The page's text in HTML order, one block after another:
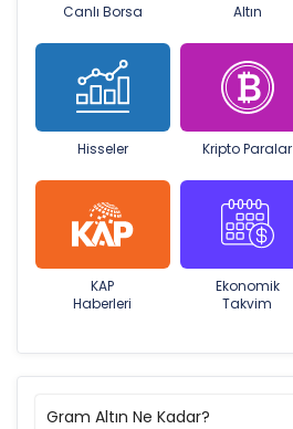
Canlı Borsa Altın
Hisseler Kripto Paralar
KAP
Haberleri
Ekonomik
Takvim
Gram Altın Ne Kadar?